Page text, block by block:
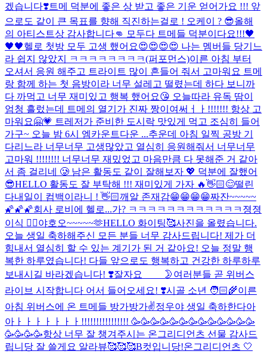
겠습니다❣️트메 덕분에 좋은 상 받고 좋은 기운 얻어가요 !!! 앞
으로도 같이 큰 목표를 향해 직진하는걸로 ! 오케이 ? 😎올해
의 아티스트상 감사합니다👊 모두다 트메들 덕분이다요!!!🖤
🖤🖤헬로 첫방 모두 고생 했어요😍😍😍😍 나는 멤버들 당기느
라 쉽지 않았지 ㅋㅋㅋㅋㅋㅋㅋㅋ(퍼포먼스)이른 아침 부터
오셔서 응원 해주고 트라이트 많이 흔들어 줘서 고마워요 트메
랑 함께 하는 첫 음방이라 너무 설레고 떨렸는데 하다 보니까
다 까먹고 너무 재미있고 행복 했어요😘 오늘따라 유독 땀이
엄청 흘렀는데 트메의 열기가 진짜 짱이여써ㅓㅏ!!!!!!! 항상 고
마워요🤗💗 트레저가 준비한 도시락 맛있게 먹고 조심히 들어
가구~ 오늘 밤 6시 엠카운트다운 ...추운데 아침 일찍 공방 기
다리느라 너무너무 고생많았고 열심히 응원해줘서 너무너무
고마워 !!!!!!!! 너무너무 재밌었고 마음만큼 다 못해준 거 같아
서 좀 걸리네 🥲 남은 활동도 같이 잘해보자 💖 덕분에 잘했어
😎HELLO 활동도 잘 부탁해 !!! 재미있게 가자 🔥👋🏻😊떨린
다내일이 컴백이라니 ! 👋🏻깨알 존재감😁😁😁😁짜잔~~~~~
🌠🌠🌠회사 로비에 헬로...가? ㅋㅋㅋㅋㅋㅋㅋㅋㅋㅋㅋㅋ 졍졍
이식 ✌🏻야호오~~~~~🫶HELLO 화이팅🥰사진을 올렸습니다.
오늘 생일 축하해주신 모든 분들 너무 감사드립니다! 제가 더
힘내서 열심히 할 수 있는 계기가 된 거 같아요! 오늘 정말 행
복한 하루였습니다! 다들 앞으로도 행복하고 건강한 하루하루
보내시길 바라겠습니다! ❣️잘자요____ 🌛 여러분들 곧 위버스
라이브 시작합니다 어서 들어오세요! ❣️시골 소년 🧑🏻‍🌾이른
아침 위버스에 온 트메들 방가방가✌️정우야 생일 축하한다아
아ㅏㅏㅏㅏㅏㅏㅏ!!!!!!!!!!!!!!!! 🥳🥳🥳🥳🥳🥳🥳🥳🥳🥳🥳🥳🥳
🥳🥳🥳🥳항상 너무 잘 챙겨주시는 온그리디언츠 선물 감사드
립니당 잘 쓸게요 알라뷰🥰🥰🥰B컷입니당!온그리디언츠 🤍